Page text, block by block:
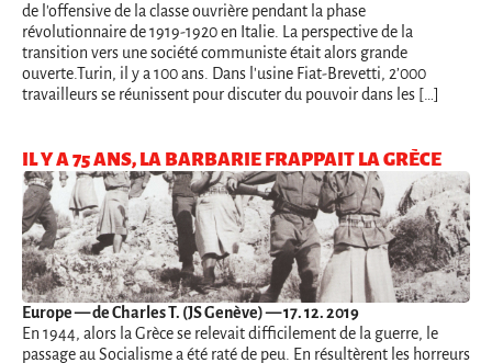
de l'offensive de la classe ouvrière pendant la phase
révolutionnaire de 1919-1920 en Italie. La perspective de la
transition vers une société communiste était alors grande
ouverte.Turin, il y a 100 ans. Dans l'usine Fiat-Brevetti, 2’000
travailleurs se réunissent pour discuter du pouvoir dans les […]
IL Y A 75 ANS, LA BARBARIE FRAPPAIT LA GRÈCE
Europe— de Charles T. (JS Genève) — 17. 12. 2019
En 1944, alors la Grèce se relevait difficilement de la guerre, le
passage au Socialisme a été raté de peu. En résultèrent les horreurs